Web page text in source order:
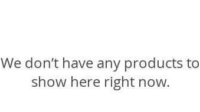
We don’t have any products to
show here right now.